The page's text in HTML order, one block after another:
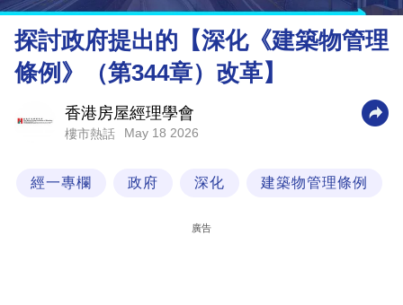
理
財
商
業
科
探討政府提出的【深化《建築物管理
條例》（第344章）改革】
香港房屋經理學會
樓市熱話 May 18 2026
經一專欄 政府 深化 建築物管理條例
廣告